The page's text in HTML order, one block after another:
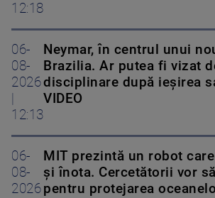
12:18
06-
08-
2026
12:13
Neymar, în centrul unui
Brazilia. Ar putea fi vizat
disciplinare după ieșirea
VIDEO
06-
08-
2026
MIT prezintă un robot
și înota. Cercetătorii vor
pentru protejarea